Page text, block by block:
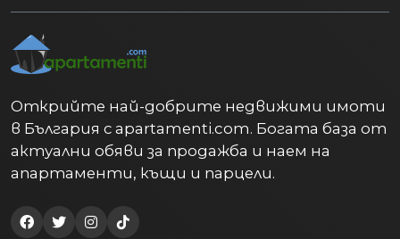
Открийте най-добрите недвижими имоти
в България с apartamenti.com. Богата база от
актуални обяви за продажба и наем на
апартаменти, къщи и парцели.